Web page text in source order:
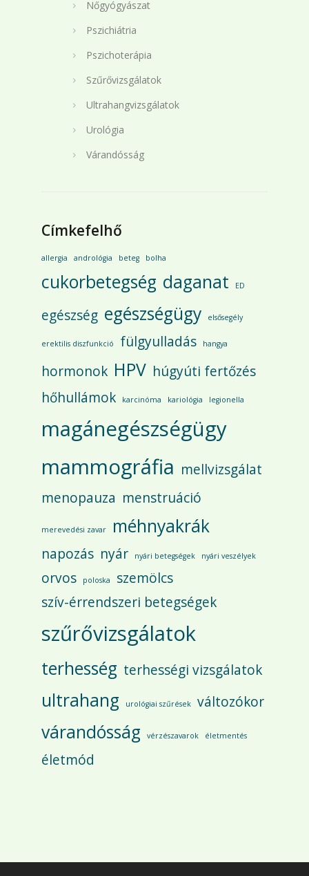
Nőgyógyászat
Pszichiátria
Pszichoterápia
Szűrővizsgálatok
Ultrahangvizsgálatok
Urológia
Várandósság
Címkefelhő
allergia andrológia beteg bolha
cukorbetegség daganat ED
egészség egészségügy elsősegély
erektilis diszfunkció fülgyulladás hangya
hormonok HPV húgyúti fertőzés
hőhullámok
karcinóma kariológia legionella
magánegészségügy
mammográfia mellvizsgálat
menopauza menstruáció
merevedési zavar méhnyakrák
napozás nyár nyári betegségek nyári veszélyek
orvos poloska
szemölcs
szív-érrendszeri betegségek
szűrővizsgálatok
terhesség terhességi vizsgálatok
ultrahang urológiai szűrések változókor
várandósság vérzészavarok életmentés
életmód